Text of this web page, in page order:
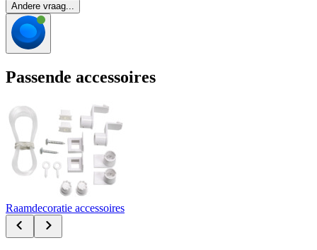
Andere vraag...
Passende accessoires
Raamdecoratie accessoires